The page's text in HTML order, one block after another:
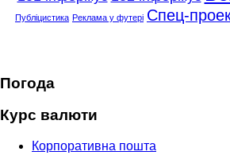
Публіцистика Реклама у футері Спец-
Погода
Курс валюти
Корпоративна пошта